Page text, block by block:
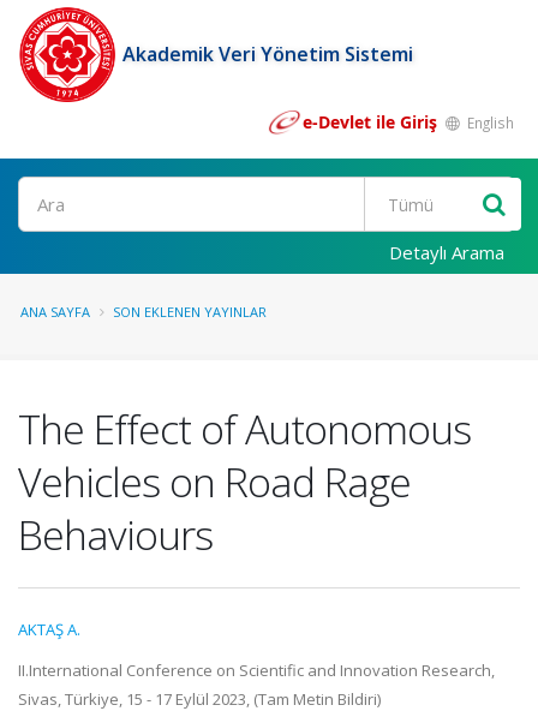
Akademik Veri Yönetim Sistemi
e-Devlet ile Giriş English
Ara
Detaylı Arama
ANA SAYFA SON EKLENEN YAYINLAR
The Effect of Autonomous
Vehicles on Road Rage
Behaviours
AKTAŞ A.
II.International Conference on Scientific and Innovation Research,
Sivas, Türkiye, 15 - 17 Eylül 2023, (Tam Metin Bildiri)